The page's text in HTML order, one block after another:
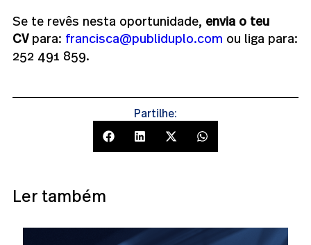
Se te revês nesta oportunidade, envia o teu
CVpara: francisca@publiduplo.com ou liga para:
252 491 859.
Partilhe:
Ler também